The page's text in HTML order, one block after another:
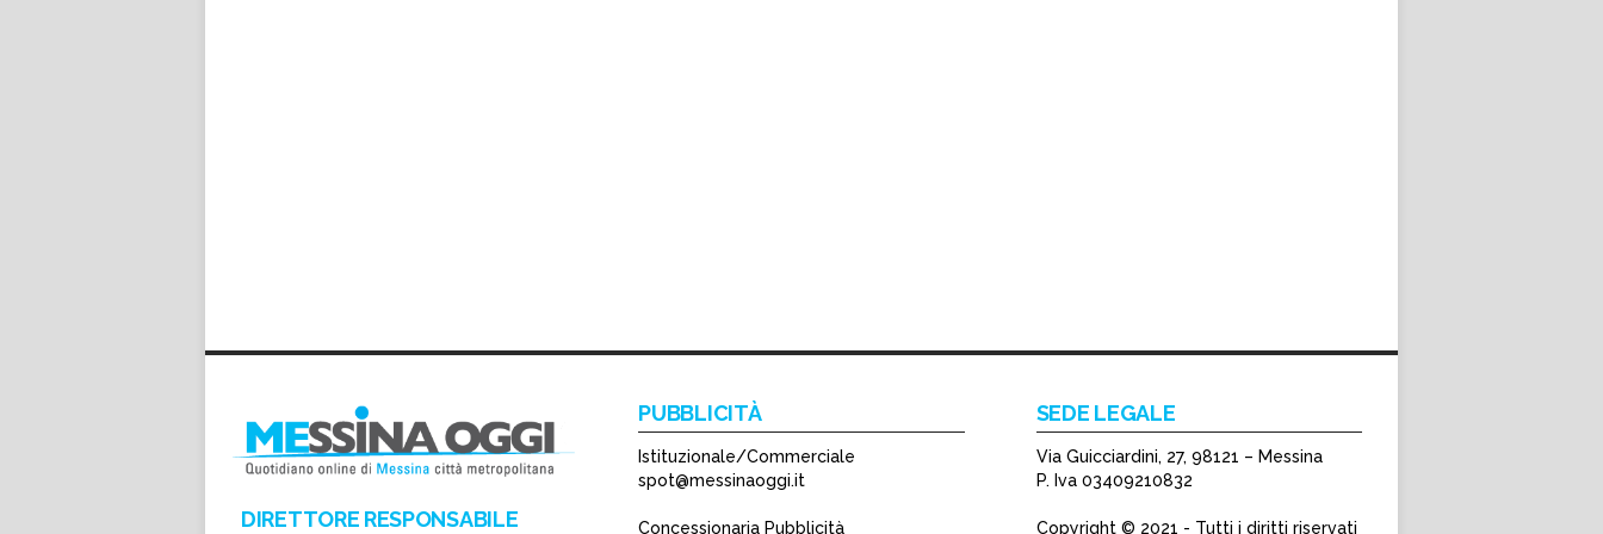
DIRETTORE RESPONSABILE
PUBBLICITÀ
Istituzionale/Commerciale
spot@messinaoggi.it
Concessionaria Pubblicità
SEDE LEGALE
Via Guicciardini, 27, 98121 – Messina
P. Iva 03409210832
Copyright © 2021 - Tutti i diritti riservati